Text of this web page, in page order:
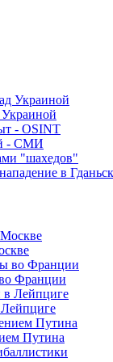
- OSINT
- СМИ
"шахедов"
в
Франции
Путина